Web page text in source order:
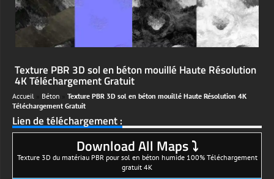
Texture PBR 3D sol en béton mouillé Haute Résolution
4K Téléchargement Gratuit
Accueil Béton
Texture PBR 3D sol en béton mouillé Haute Résolution 4K
Téléchargement Gratuit
Lien de téléchargement :
Download All Maps ⤵
Texture 3D du matériau PBR pour sol en béton humide 100% Téléchargement
gratuit 4K